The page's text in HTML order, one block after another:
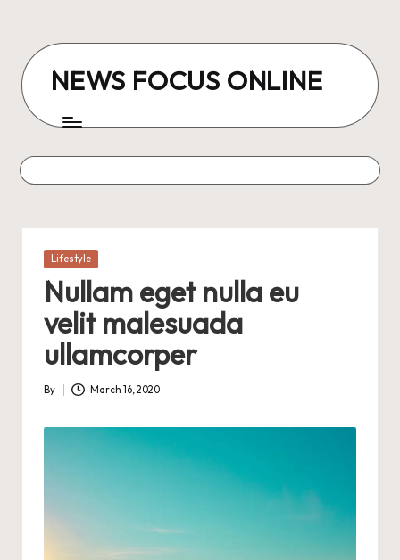
content
NEWS FOCUS ONLINE
Posted
Lifestyle
Nullam eget nulla eu
velit malesuada
ullamcorper
Posted
By March 16, 2020